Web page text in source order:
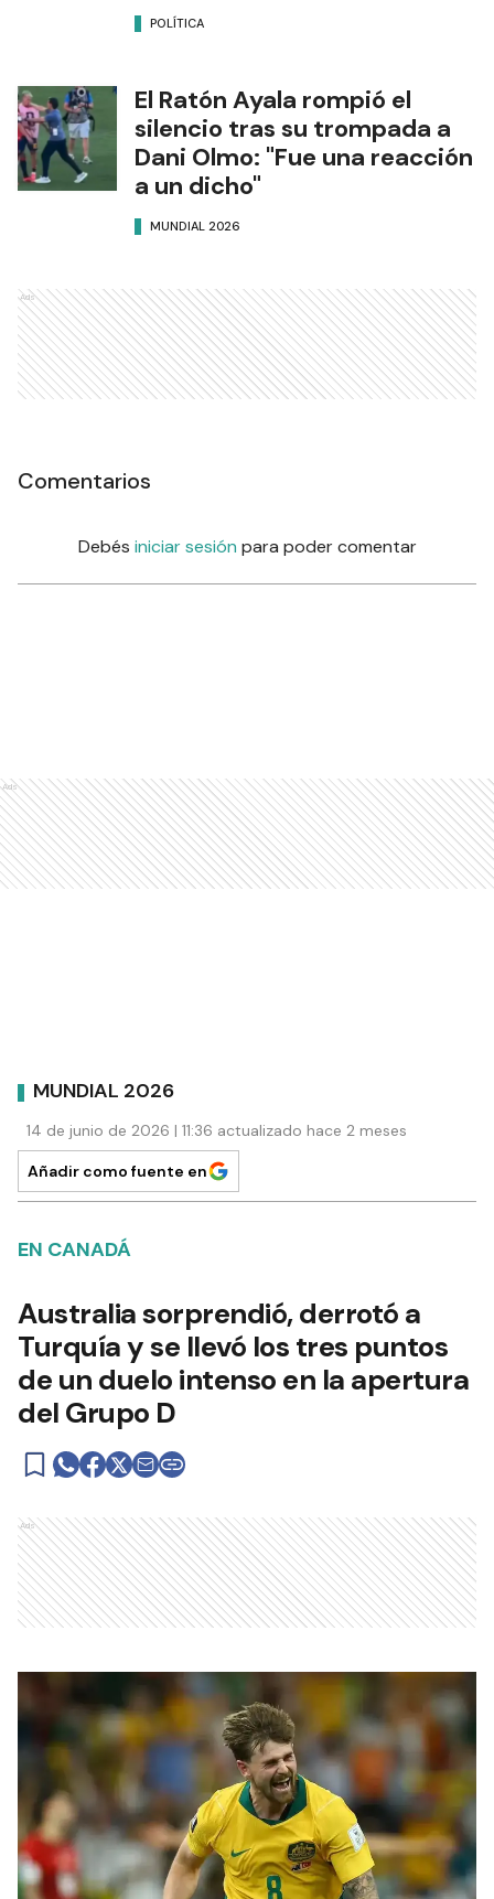
POLÍTICA
El Ratón Ayala rompió el
silencio tras su trompada a
Dani Olmo: "Fue una reacción
a un dicho"
MUNDIAL 2026
Ads
Comentarios
Debés iniciar sesión para poder comentar
Ads
MUNDIAL 2026
14 de junio de 2026 | 11:36 actualizado hace 2 meses
Añadir como fuente en
EN CANADÁ
Australia sorprendió, derrotó a
Turquía y se llevó los tres puntos
de un duelo intenso en la apertura
del Grupo D
Ads